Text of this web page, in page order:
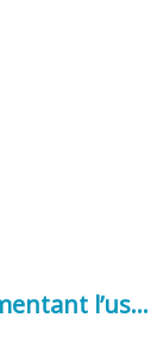
Arrêté préfectoral réglementant l’usage de l’eau